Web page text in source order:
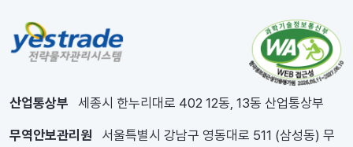
산업통상부 세종시 한누리대로 402 12동, 13동 산업통상부
무역안보관리원 서울특별시 강남구 영동대로 511 (삼성동) 무